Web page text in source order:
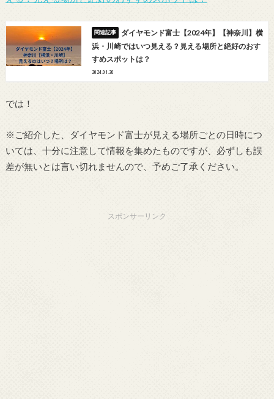
ダイヤモンド富士【2024年】【神奈川】横
浜・川崎ではいつ見える？見える場所と絶好のおす
すめスポットは？
2024.01.20
では！
※ご紹介した、ダイヤモンド富士が見える場所ごとの日時につ
いては、十分に注意して情報を集めたものですが、必ずしも誤
差が無いとは言い切れませんので、予めご了承ください。
スポンサーリンク